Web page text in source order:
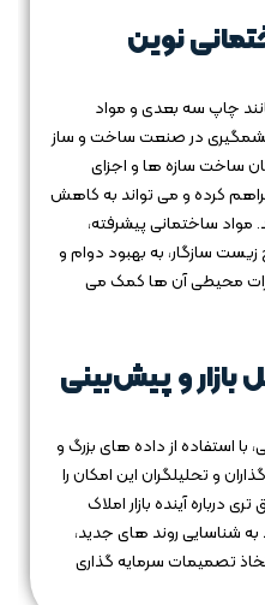
نوین
چاپ سه‌ بعدی و مواد
چشمگیری در صنعت ساخت و ساز
ساخت سازه‌ ها و اجزای
کرده و می‌ تواند به کاهش
ساختمانی پیشرفته،
سازگار، به بهبود دوام و
محیطی آن‌ ها کمک می‌
بازار و پیش‌بینی
با استفاده از داده‌ های بزرگ و
و تحلیلگران این امکان را
آینده بازار املاک
به شناسایی روند های جدید،
تصمیمات سرمایه‌ گذاری